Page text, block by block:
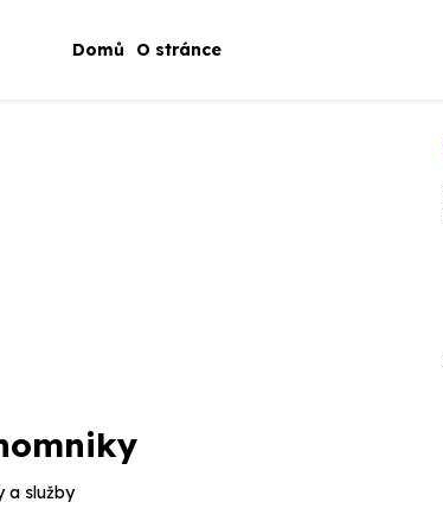
Domů O stránce
a služby